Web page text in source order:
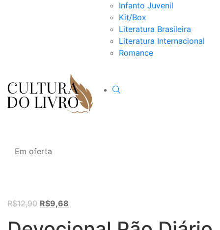
Infanto Juvenil
Kit/Box
Literatura Brasileira
Literatura Internacional
Romance
Em oferta
R$12,90 Original
was:
R$9,68
is: